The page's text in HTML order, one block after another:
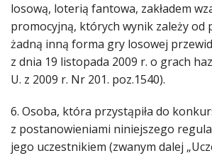
losową, loterią fantowa, zakładem
promocyjną, których wynik zależy od
żadną inną forma gry losowej
z dnia 19 listopada 2009 r. o grach
U. z 2009 r. Nr 201. poz.1540).
6. Osoba, która przystąpiła do
z postanowieniami niniejszego
jego uczestnikiem (zwanym dalej